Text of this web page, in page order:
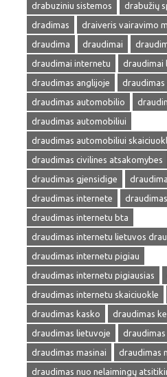
drabuziniu sistemos
drabužių
dradimas
draiveris vairavimo
draudima
draudimai
draudimai internetu
draudimai
draudimas anglijoje
draudimas
draudimas automobilio
draudimas automobiliui
draudimas automobiliui
draudimas civilines atsakomybes
draudimas gjensidige
draudimas internete
draudimas internetu bta
draudimas internetu lietuvos
draudimas internetu pigiau
draudimas internetu pigiausias
draudimas internetu skaiciuokle
draudimas kasko
draudimas
draudimas lietuvoje
draudimas masinai
draudimas
draudimas nuo nelaimingų